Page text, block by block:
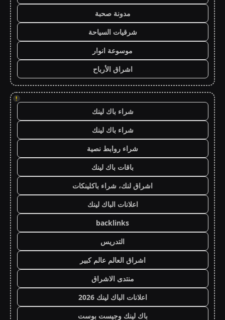
مدونة صحبة
شرقيات السياحة
موسوعة انوار
اشراق الأرباح
!
شراء باك لينك
شراء باك لينك
شراء روابط نصية
باقات باك لينك
اشراق لنك، شراء باكلينكات
اعلانات الباك لينك
backlinks
التدريس
اشراق العالم عالم كبير
منتدى الاشراق
اعلانات الباك لينك 2026
باك لينك وجيست بوست